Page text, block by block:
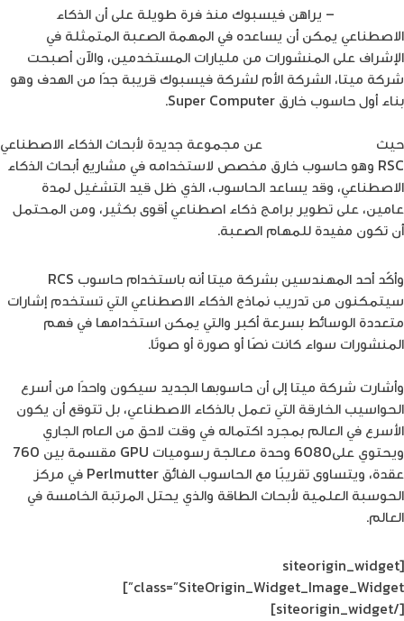
طيار
– يراهن فيسبوك منذ فرة طويلة على أن الذكاء
الاصطناعي يمكن أن يساعده في المهمة الصعبة المتمثلة في
الإشراف على المنشورات من مليارات المستخدمين، والآن أصبحت
شركة ميتا، الشركة الأم لشركة فيسبوك قريبة جدًا من الهدف وهو
بناء أول حاسوب خارق Super Computer.
حيث
عن مجموعة جديدة لأبحاث الذكاء الاصطناعي
RSC وهو حاسوب خارق مخصص لاستخدامه في مشاريع أبحاث الذكاء
الاصطناعي، وقد يساعد الحاسوب، الذي ظل قيد التشغيل لمدة
عامين، على تطوير برامج ذكاء اصطناعي أقوى بكثير، ومن المحتمل
أن تكون مفيدة للمهام الصعبة.
وأكّد أحد المهندسين بشركة ميتا أنه باستخدام حاسوب RCS
سيتمكنون من تدريب نماذج الذكاء الاصطناعي التي تستخدم إشارات
متعددة الوسائط بسرعة أكبر والتي يمكن استخدامها في فهم
المنشورات سواء كانت نصًا أو صورة أو صوتًا.
وأشارت شركة ميتا إلى أن حاسوبها الجديد سيكون واحدًا من أسرع
الحواسيب الخارقة التي تعمل بالذكاء الاصطناعي، بل تتوقع أن يكون
الأسرع في العالم بمجرد اكتماله في وقت لاحق من العام الجاري
ويحتوي على6080 وحدة معالجة رسوميات GPU مقسمة بين 760
عقدة، ويتساوى تقريبًا مع الحاسوب الفائق Perlmutter في مركز
الحوسبة العلمية لأبحاث الطاقة والذي يحتل المرتبة الخامسة في
العالم.
[siteorigin_widget
class=”SiteOrigin_Widget_Image_Widget”]
[/siteorigin_widget]